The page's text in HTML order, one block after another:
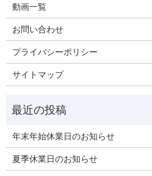
動画一覧
お問い合わせ
プライバシーポリシー
サイトマップ
年末年始休業日のお知らせ
夏季休業日のお知らせ